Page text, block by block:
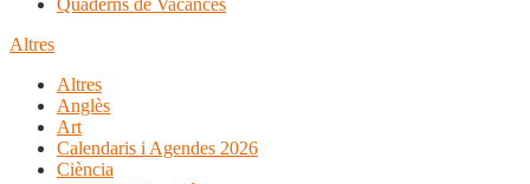
Quaderns de Vacances
Altres
Altres
Anglès
Art
Calendaris i Agendes 2026
Ciència